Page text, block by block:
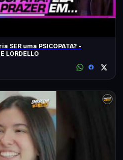
SER uma PSICOPATA? -
LORDELLO